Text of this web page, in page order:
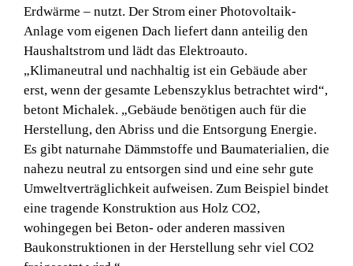
Erdwärme – nutzt. Der Strom einer Photovoltaik-
Anlage vom eigenen Dach liefert dann anteilig den
Haushaltstrom und lädt das Elektroauto.
„Klimaneutral und nachhaltig ist ein Gebäude aber
erst, wenn der gesamte Lebenszyklus betrachtet wird“,
betont Michalek. „Gebäude benötigen auch für die
Herstellung, den Abriss und die Entsorgung Energie.
Es gibt naturnahe Dämmstoffe und Baumaterialien, die
nahezu neutral zu entsorgen sind und eine sehr gute
Umweltverträglichkeit aufweisen. Zum Beispiel bindet
eine tragende Konstruktion aus Holz CO2,
wohingegen bei Beton- oder anderen massiven
Baukonstruktionen in der Herstellung sehr viel CO2